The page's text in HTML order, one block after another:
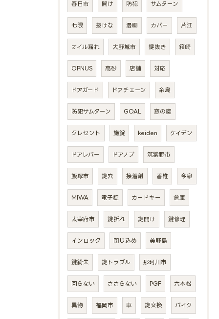
春日市 開け 防犯 サムターン
七隈 抜けな 漫画 カバー 片江
オイル漏れ 大野城市 鍵抜き 箱崎
OPNUS 高砂 店舗 対応
ドアガード ドアチェーン 糸島
防犯サムターン GOAL 窓の鍵
クレセント 施錠 keiden ケイデン
ドアレバー ドアノブ 筑紫野市
飯塚市 鍵穴 接着剤 香椎 今泉
MIWA 電子錠 カードキー 倉庫
太宰府市 鍵折れ 鍵開け 鍵修理
インロック 閉じ込め 美野島
鍵紛失 鍵トラブル 那珂川市
回らない ささらない PGF 六本松
異物 福岡市 車 鍵交換 バイク